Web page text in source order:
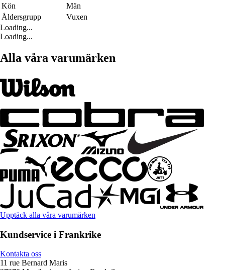
Kön
Män
Åldersgrupp
Vuxen
Loading...
Loading...
Alla våra varumärken
Upptäck alla våra varumärken
Kundservice i Frankrike
Kontakta oss
11 rue Bernard Maris